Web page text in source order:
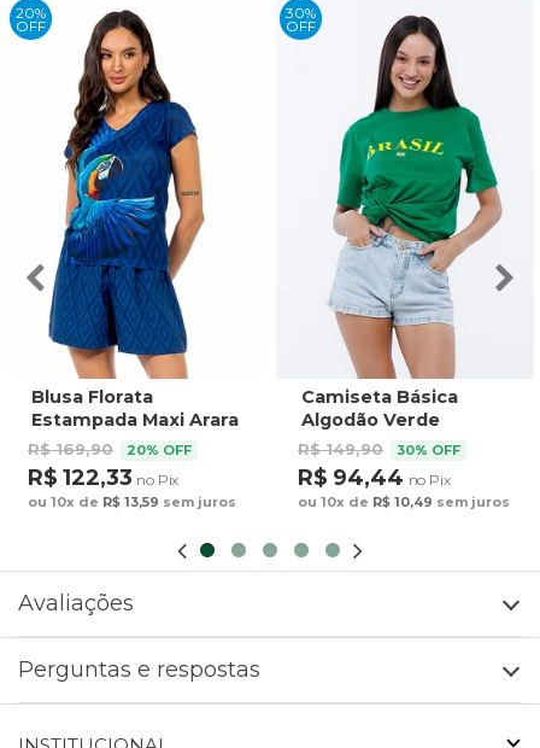
20%
OFF
Blusa Florata
Estampada Maxi Arara
Fundo Azul
R$ 169,90 20% OFF
R$ 122,33 no Pix
ou 10x de R$ 13,59 sem juros
30%
OFF
Camiseta Básica
Algodão Verde
R$ 149,90 30% OFF
R$ 94,44 no Pix
ou 10x de R$ 10,49 sem juros
Avaliações
Perguntas e respostas